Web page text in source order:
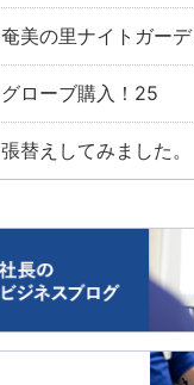
奄美の里ナイトガー
グローブ購入！25
張替えしてみました